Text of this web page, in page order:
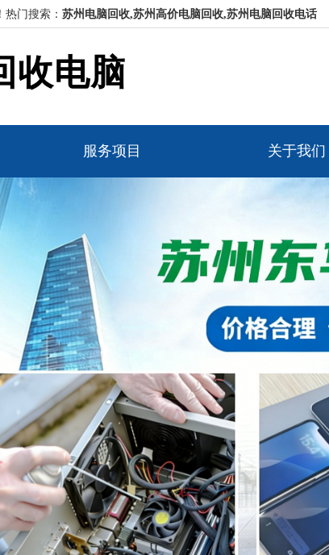
热门搜索： 苏州电脑回收,苏州高价电脑回收,苏州电脑回收电话
收电脑
服务项目 关于我们